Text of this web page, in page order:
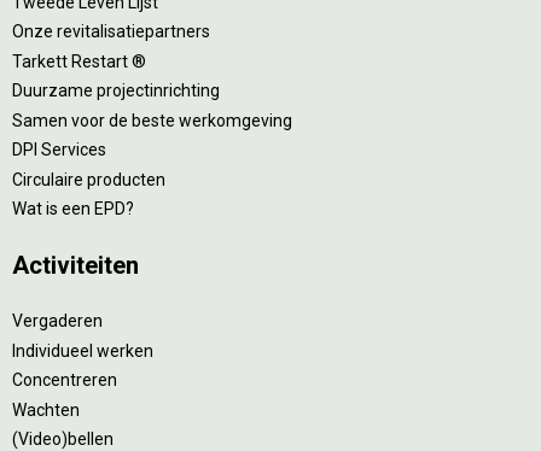
Onze revitalisatiepartners
Tarkett Restart ®
Duurzame projectinrichting
Samen voor de beste werkomgeving
DPI Services
Circulaire producten
Wat is een EPD?
Activiteiten
Vergaderen
Individueel werken
Concentreren
Wachten
(Video)bellen